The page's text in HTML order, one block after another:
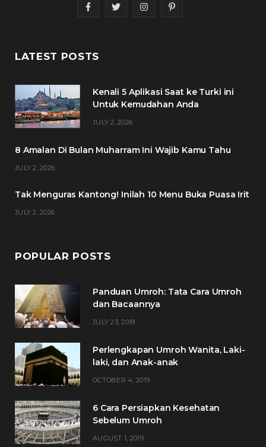
F
c
b
T
t
I
a
P
e
LATEST POSTS
Kenali 5 Aplikasi Saat ke Turki ini
Untuk Kemudahan Anda
JULY 2, 2026
8 Amalan Di Bulan Muharram Ini Wajib Kamu Tahu
JULY 2, 2026
Tak Menguras Kantong! Inilah 10 Menu Buka Puasa Irit
JULY 2, 2026
POPULAR POSTS
Panduan Umroh: Tata Cara Umroh
dan Bacaannya
JULY 23, 2019
Perlengkapan Umroh Wanita, Laki-
laki, dan Anak-anak
OCTOBER 4, 2019
6 Cara Persiapkan Kesehatan
Sebelum Umroh
AUGUST 1, 2019